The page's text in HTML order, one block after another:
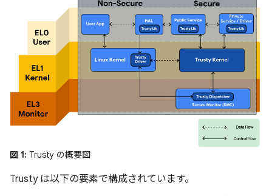
図 1: Trusty の概要図
Trusty は以下の要素で構成されています。